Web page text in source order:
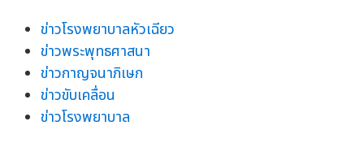
ข่าวโรงพยาบาลหัวเฉียว
ข่าวพระพุทธศาสนา
ข่าวกาญจนาภิเษก
ข่าวขับเคลื่อน
ข่าวโรงพยาบาล